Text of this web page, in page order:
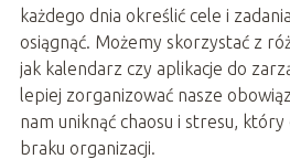
każdego dnia określić cele i
osiągnąć. Możemy skorzystać z
jak kalendarz czy aplikacje do
lepiej zorganizować nasze
nam uniknąć chaosu i stresu,
braku organizacji.